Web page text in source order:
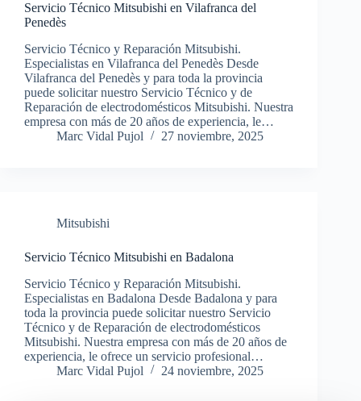
Servicio Técnico Mitsubishi en Vilafranca del
Penedès
Servicio Técnico y Reparación Mitsubishi.
Especialistas en Vilafranca del Penedès Desde
Vilafranca del Penedès y para toda la provincia
puede solicitar nuestro Servicio Técnico y de
Reparación de electrodomésticos Mitsubishi. Nuestra
empresa con más de 20 años de experiencia, le…
Marc Vidal Pujol
27 noviembre, 2025
Mitsubishi
Servicio Técnico Mitsubishi en Badalona
Servicio Técnico y Reparación Mitsubishi.
Especialistas en Badalona Desde Badalona y para
toda la provincia puede solicitar nuestro Servicio
Técnico y de Reparación de electrodomésticos
Mitsubishi. Nuestra empresa con más de 20 años de
experiencia, le ofrece un servicio profesional…
Marc Vidal Pujol
24 noviembre, 2025